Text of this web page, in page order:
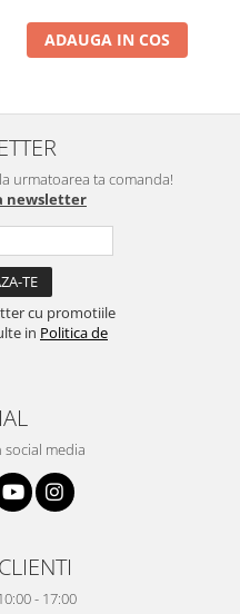
ADAUGA IN COS
la urmatoarea ta comanda!
newsletter
cu promotiile
in Politica de
social media
- 17:00